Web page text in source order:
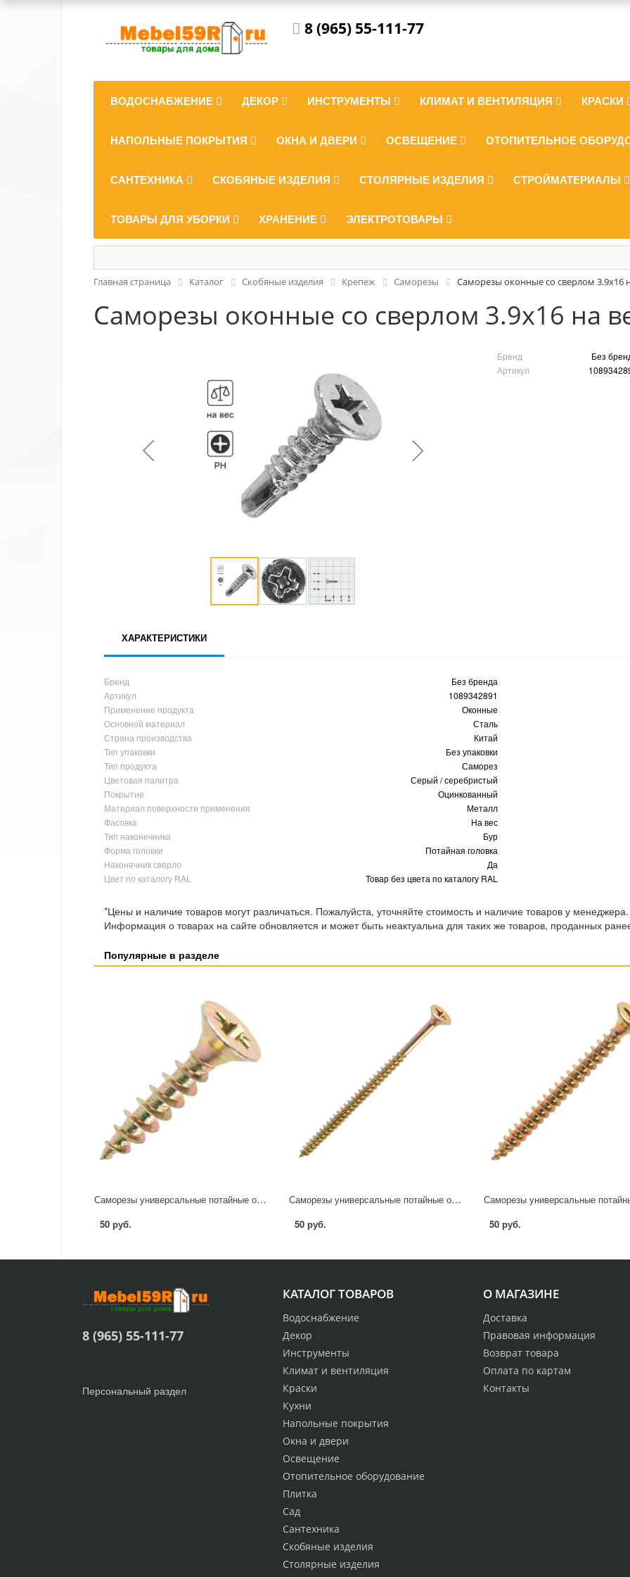
8 (965) 55-111-77
ВОДОСНАБЖЕНИЕ ДЕКОР ИНСТРУМЕНТЫ КЛИМАТ И ВЕНТИЛЯЦИЯ КРАСКИ
НАПОЛЬНЫЕ ПОКРЫТИЯ ОКНА И ДВЕРИ ОСВЕЩЕНИЕ ОТОПИТЕЛЬНОЕ
САНТЕХНИКА СКОБЯНЫЕ ИЗДЕЛИЯ СТОЛЯРНЫЕ ИЗДЕЛИЯ СТРОЙМАТЕРИАЛЫ
ТОВАРЫ ДЛЯ УБОРКИ ХРАНЕНИЕ ЭЛЕКТРОТОВАРЫ
Главная страница Каталог Скобяные изделия Крепеж Саморезы Саморезы оконные со сверлом 3.9x16
Саморезы оконные со сверлом 3.9x16 на
Бренд
Без
Артикул
ХАРАКТЕРИСТИКИ
Бренд
Без бренда
Артикул
1089342891
Применение продукта
Оконные
Основной материал
Сталь
Страна производства
Китай
Тип упаковки
Без упаковки
Тип продукта
Саморез
Цветовая палитра
Серый / серебристый
Покрытие
Оцинкованный
Материал поверхности применения
Металл
Фасовка
На вес
Тип наконечника
Бур
Форма головки
Потайная головка
Наконечник сверло
Да
Цвет по каталогу RAL
Товар без цвета по каталогу RAL
*Цены и наличие товаров могут различаться. Пожалуйста, уточняйте стоимость и наличие товаров у менеджера.
Информация о товарах на сайте обновляется и может быть неактуальна для таких же товаров, проданных
Популярные в разделе
Саморезы универсальные потайные острые оцинкованные 4x20 20 шт.
50 руб.
Саморезы универсальные потайные острые оцинкованные 4.5x80 4 шт.
50 руб. 50 руб.
О МАГАЗИНЕ
Доставка
Правовая информация
Возврат товара
Оплата по картам
Контакты
КАТАЛОГ ТОВАРОВ
Водоснабжение
Декор
Инструменты
Климат и вентиляция
Краски
Кухни
Напольные покрытия
Окна и двери
Освещение
Отопительное оборудование
Плитка
Сад
Сантехника
Скобяные изделия
Столярные изделия
8 (965) 55-111-77
Персональный раздел